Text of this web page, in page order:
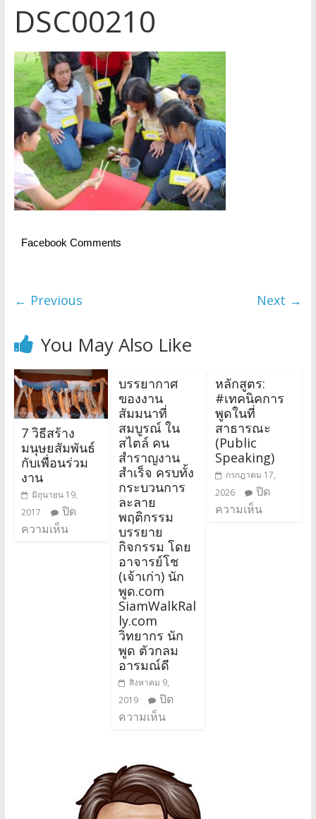
DSC00210
Facebook Comments
← Previous Next →
You May Also Like
7 วิธีสร้าง
มนุษยสัมพันธ์
กับเพื่อนร่วม
งาน
มิถุนายน 19,
2017
ปิด
ความเห็น
บรรยากาศ
ของงาน
สัมมนาที่
สมบูรณ์ ใน
สไตล์ คน
สำราญงาน
สำเร็จ ครบทั้ง
กระบวนการ
ละลาย
พฤติกรรม
บรรยาย
กิจกรรม โดย
อาจารย์โช
(เจ้าเก่า) นัก
พูด.com
SiamWalkRal
ly.com
วิทยากร นัก
พูด ตัวกลม
อารมณ์ดี
สิงหาคม 9,
2019
ปิด
ความเห็น
หลักสูตร:
#เทคนิคการ
พูดในที่
สาธารณะ
(Public
Speaking)
กรกฎาคม 17,
2026
ปิด
ความเห็น